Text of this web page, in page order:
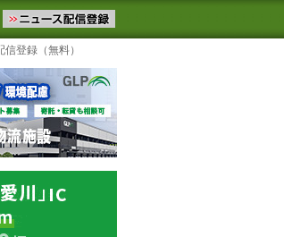
す。物流ニュースメール配信を登録す
く見るテーマ
信登録（無料）